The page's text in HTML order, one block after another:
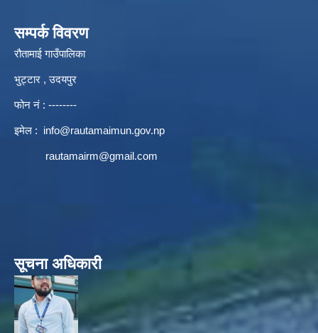
सम्पर्क विवरण
रौतामाई गाउँपालिका
भुट्टार , उदयपुर
फोन नं : --------
इमेल : info@rautamaimun.gov.np
rautamairm@gmail.com
सूचना अधिकारी